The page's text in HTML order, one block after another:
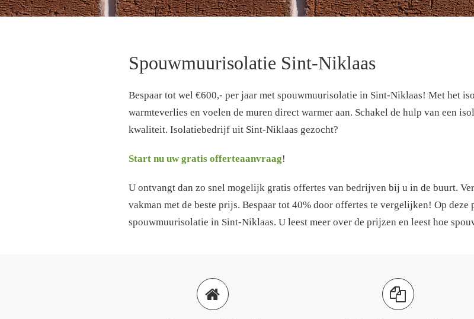
Spouwmuurisolatie Sint-Niklaas
Bespaar tot wel €600,- per jaar met spouwmuurisolatie in Sint-Niklaas! Met het
warmteverlies en voelen de muren direct warmer aan. Schakel de hulp van een
kwaliteit. Isolatiebedrijf uit Sint-Niklaas gezocht?
Start nu uw gratis offerteaanvraag!
U ontvangt dan zo snel mogelijk gratis offertes van bedrijven bij u in de buurt.
vakman met de beste prijs. Bespaar tot 40% door offertes te vergelijken! Op deze
spouwmuurisolatie in Sint-Niklaas. U leest meer over de prijzen en leest hoe